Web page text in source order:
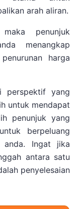
arah aliran.
penunjuk
menangkap
harga
perspektif yang
untuk mendapat
penunjuk yang
berpeluang
anda. Ingat jika
antara satu
penyelesaian